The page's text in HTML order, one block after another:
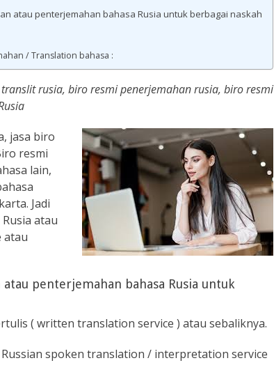
atau penterjemahan bahasa Rusia untuk berbagai naskah
/ Translation bahasa :
rusia, biro resmi penerjemahan rusia, biro resmi
jasa biro
resmi
lain,
Jadi
atau
atau
penterjemahan bahasa Rusia untuk
( written translation service ) atau sebaliknya.
spoken translation / interpretation service